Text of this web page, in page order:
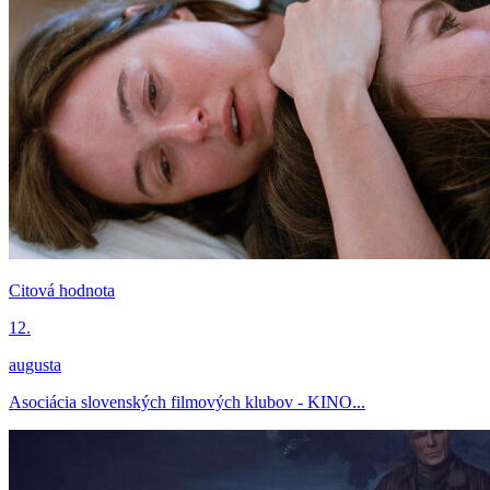
Citová hodnota
12.
augusta
Asociácia slovenských filmových klubov - KINO...